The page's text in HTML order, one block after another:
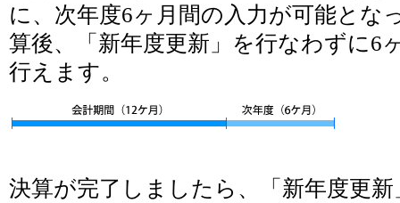
に、次年度6ヶ月間の入力が可能とな
算後、「新年度更新」を行なわずに6
行えます。
決算が完了しましたら、「新年度更